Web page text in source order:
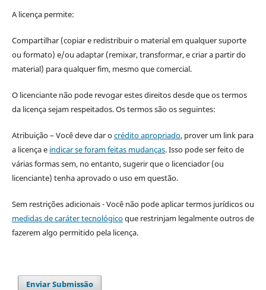
A licença permite:
Compartilhar (copiar e redistribuir o material em qualquer suporte
ou formato) e/ou adaptar (remixar, transformar, e criar a partir do
material) para qualquer fim, mesmo que comercial.
O licenciante não pode revogar estes direitos desde que os termos
da licença sejam respeitados. Os termos são os seguintes:
Atribuição – Você deve dar ocrédito apropriado, prover um link para
a licença e indicar se foram feitas mudanças. Isso pode ser feito de
várias formas sem, no entanto, sugerir que o licenciador (ou
licenciante) tenha aprovado o uso em questão.
Sem restrições adicionais - Você não pode aplicar termos jurídicos ou
medidas de caráter tecnológicoque restrinjam legalmente outros de
fazerem algo permitido pela licença.
Enviar Submissão